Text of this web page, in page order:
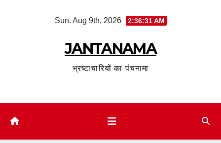
Sun. Aug 9th, 2026 2:36:32 AM
JANTANAMA
भ्रष्टाचारियों का पंचनामा